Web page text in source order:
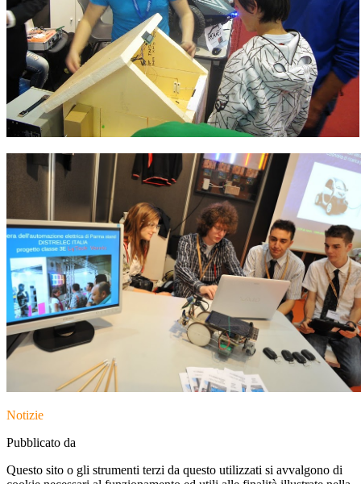
Notizie
Pubblicato da
Questo sito o gli strumenti terzi da questo utilizzati si avvalgono di